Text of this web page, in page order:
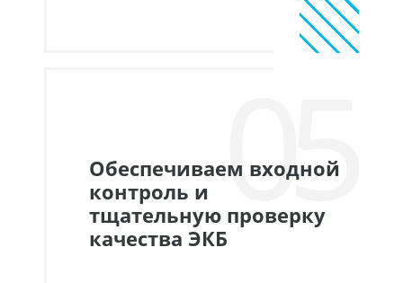
05
Обеспечиваем входной
контроль и
тщательную проверку
качества ЭКБ